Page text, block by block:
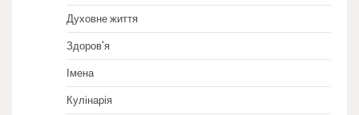
Духовне життя
Здоров'я
Імена
Кулінарія